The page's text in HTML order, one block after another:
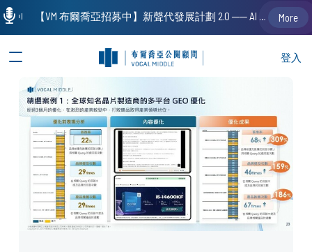
登入
【VM 布爾喬亞招募中】新聲代發展計劃 2.0 ── AI PR 人才加速養成計劃（歡迎「應屆畢業生」、「一年以下相關 / 三年以下非相關經驗工作者」申請加入） More